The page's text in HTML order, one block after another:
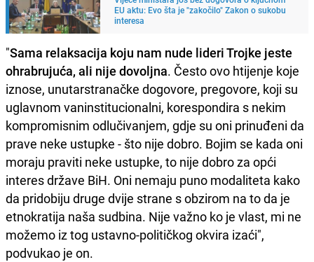
EU aktu: Evo šta je "zakočilo" Zakon o sukobu
interesa
"Sama relaksacija koju nam nude lideri Trojke jeste
ohrabrujuća, ali nije dovoljna. Često ovo htijenje koje
iznose, unutarstranačke dogovore, pregovore, koji su
uglavnom vaninstitucionalni, korespondira s nekim
kompromisnim odlučivanjem, gdje su oni prinuđeni da
prave neke ustupke - što nije dobro. Bojim se kada oni
moraju praviti neke ustupke, to nije dobro za opći
interes države BiH. Oni nemaju puno modaliteta kako
da pridobiju druge dvije strane s obzirom na to da je
etnokratija naša sudbina. Nije važno ko je vlast, mi ne
možemo iz tog ustavno-političkog okvira izaći",
podvukao je on.